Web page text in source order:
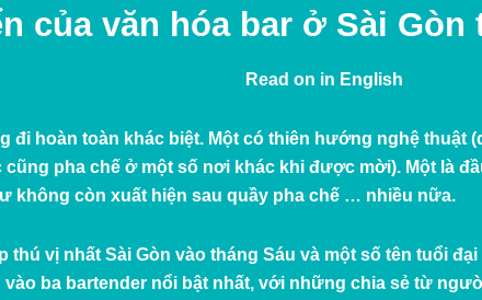
của văn hóa bar ở Sài
Read on in English
đi hoàn toàn khác biệt. Một có thiên hướng nghệ thuật
cũng pha chế ở một số nơi khác khi được mời). Một là
không còn xuất hiện sau quầy pha chế … nhiều nữa.
thú vị nhất Sài Gòn vào tháng Sáu và một số tên tuổi
ba bartender nổi bật nhất, với những chia sẻ từ